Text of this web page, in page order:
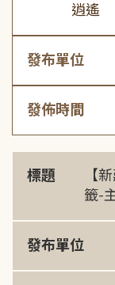
逍遙
發布單位
發佈時間
標題
【
籤-
發布單位